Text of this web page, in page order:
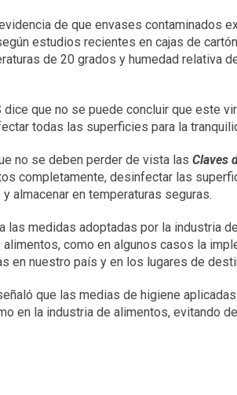
de que envases contaminados
estudios recientes en cajas de
de 20 grados y humedad relativa
dice que no se puede concluir que este
todas las superficies para la
no se deben perder de vista las Claves
completamente, desinfectar las
almacenar en temperaturas seguras.
las medidas adoptadas por la industria
como en algunos casos la
en nuestro país y en los lugares de
que las medias de higiene
en la industria de alimentos, evitando